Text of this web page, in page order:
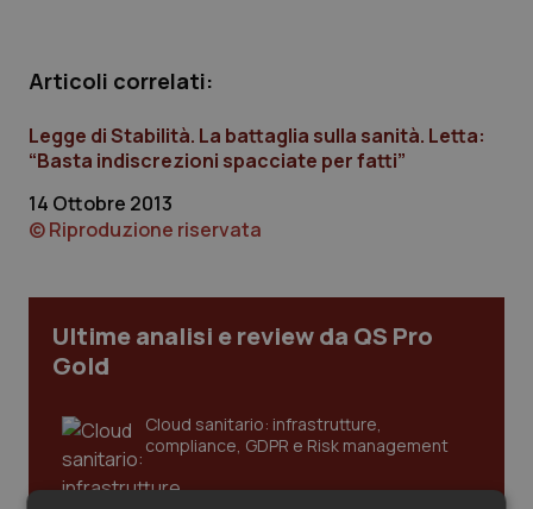
Emilia-Romagna
Friuli Venezia Giulia
Lazio
Lombardia
Marche
Molise
Colesterolo & coronaropatie
Dermatite Atopica
Diabete & glucometri
Dolore
Donna & Salute
Epatiti
Articoli correlati:
Legge di Stabilità. La battaglia sulla sanità. Letta:
“Basta indiscrezioni spacciate per fatti”
14 Ottobre 2013
© Riproduzione riservata
Ultime analisi e review da QS Pro
Gold
Cloud sanitario: infrastrutture,
compliance, GDPR e Risk management